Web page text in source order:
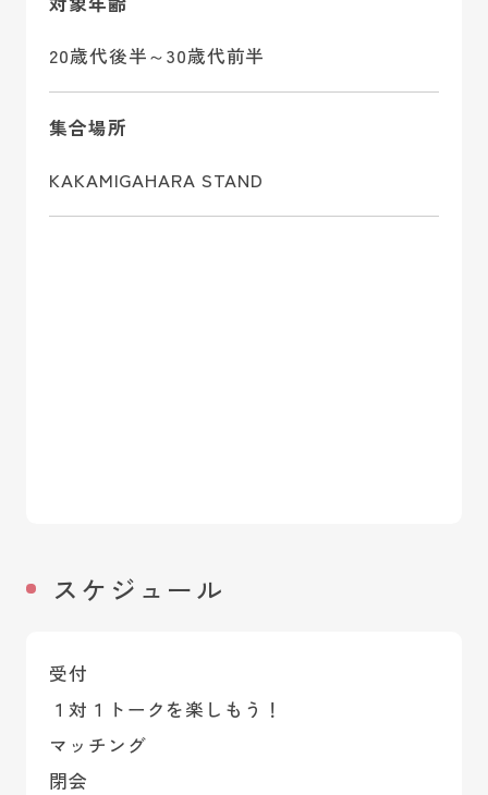
20歳代後半～30歳代前半
集合場所
KAKAMIGAHARA STAND
スケジュール
受付
１対１トークを楽しもう！
マッチング
閉会